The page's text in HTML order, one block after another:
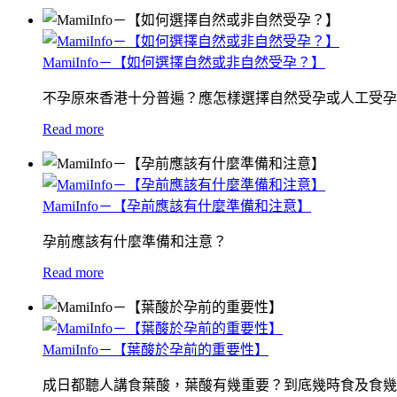
MamiInfo－【如何選擇自然或非自然受孕？】
不孕原來香港十分普遍？應怎樣選擇自然受孕或人工受
Read more
MamiInfo－【孕前應該有什麼準備和注意】
孕前應該有什麼準備和注意？
Read more
MamiInfo－【葉酸於孕前的重要性】
成日都聽人講食葉酸，葉酸有幾重要？到底幾時食及食